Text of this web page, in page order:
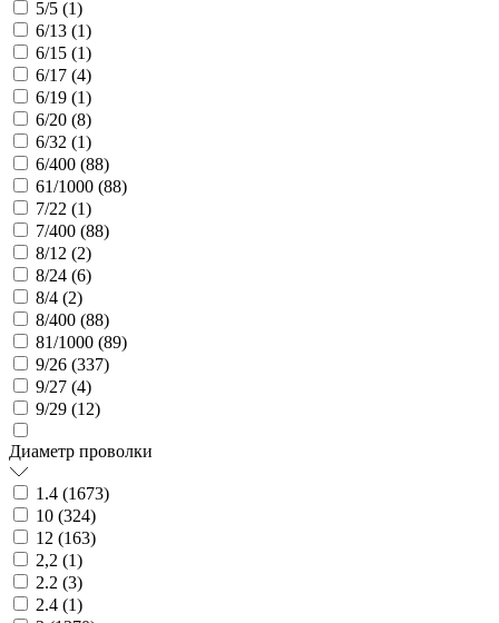
5/5 (1)
6/13 (1)
6/15 (1)
6/17 (4)
6/19 (1)
6/20 (8)
6/32 (1)
6/400 (88)
61/1000 (88)
7/22 (1)
7/400 (88)
8/12 (2)
8/24 (6)
8/4 (2)
8/400 (88)
81/1000 (89)
9/26 (337)
9/27 (4)
9/29 (12)
Диаметр проволки
1.4 (1673)
10 (324)
12 (163)
2,2 (1)
2.2 (3)
2.4 (1)